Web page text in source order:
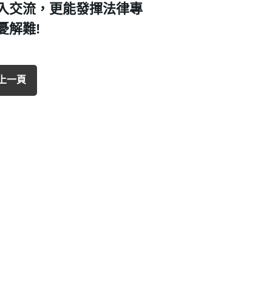
交流，更能發揮法律專
解難!
一頁